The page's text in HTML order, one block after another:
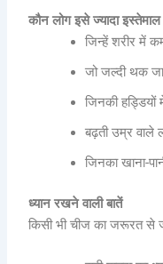
कौन लोग इसे ज्यादा
जिन्हें शरीर में
जो जल्दी थक
जिनकी हड्डियों
बढ़ती उम्र वाले
जिनका खाना-
ध्यान रखने वाली बातें
किसी भी चीज का जरूरत से